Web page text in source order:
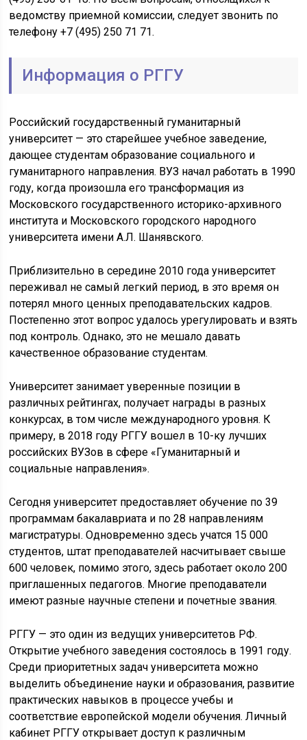
ведомству приемной комиссии, следует звонить по
телефону +7 (495) 250 71 71.
Информация о РГГУ
Российский государственный гуманитарный
университет — это старейшее учебное заведение,
дающее студентам образование социального и
гуманитарного направления. ВУЗ начал работать в 1990
году, когда произошла его трансформация из
Московского государственного историко-архивного
института и Московского городского народного
университета имени А.Л. Шанявского.
Приблизительно в середине 2010 года университет
переживал не самый легкий период, в это время он
потерял много ценных преподавательских кадров.
Постепенно этот вопрос удалось урегулировать и взять
под контроль. Однако, это не мешало давать
качественное образование студентам.
Университет занимает уверенные позиции в
различных рейтингах, получает награды в разных
конкурсах, в том числе международного уровня. К
примеру, в 2018 году РГГУ вошел в 10-ку лучших
российских ВУЗов в сфере «Гуманитарный и
социальные направления».
Сегодня университет предоставляет обучение по 39
программам бакалавриата и по 28 направлениям
магистратуры. Одновременно здесь учатся 15 000
студентов, штат преподавателей насчитывает свыше
600 человек, помимо этого, здесь работает около 200
приглашенных педагогов. Многие преподаватели
имеют разные научные степени и почетные звания.
РГГУ — это один из ведущих университетов РФ.
Открытие учебного заведения состоялось в 1991 году.
Среди приоритетных задач университета можно
выделить объединение науки и образования, развитие
практических навыков в процессе учебы и
соответствие европейской модели обучения. Личный
кабинет РГГУ открывает доступ к различным